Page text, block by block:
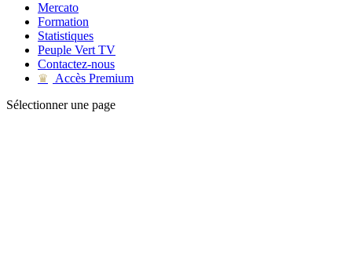
Mercato
Formation
Statistiques
Peuple Vert TV
Contactez-nous
♛
Accès Premium
Sélectionner une page